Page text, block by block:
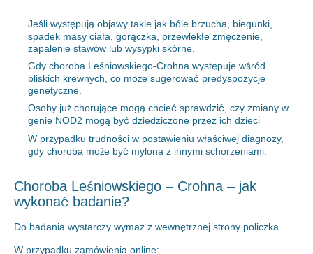
Jeśli występują objawy takie jak bóle brzucha, biegunki,
spadek masy ciała, gorączka, przewlekłe zmęczenie,
zapalenie stawów lub wysypki skórne.
Gdy choroba Leśniowskiego-Crohna występuje wśród
bliskich krewnych, co może sugerować predyspozycje
genetyczne.
Osoby już chorujące mogą chcieć sprawdzić, czy zmiany w
genie NOD2 mogą być dziedziczone przez ich dzieci
W przypadku trudności w postawieniu właściwej diagnozy,
gdy choroba może być mylona z innymi schorzeniami.
Choroba Leśniowskiego – Crohna – jak
wykonać badanie?
Do badania wystarczy wymaz z wewnętrznej strony policzka
W przypadku zamówienia online: